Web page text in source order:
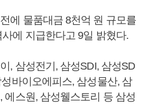
에 물품대금 8천억 원 규모를
에 지급한다고 9일 밝혔다.
, 삼성전기, 삼성SDI, 삼성SD
바이오에피스, 삼성물산, 삼
에스원, 삼성웰스토리 등 삼성